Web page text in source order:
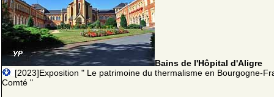
Bains de l'Hôpital d'Aligre
[2023]Exposition " Le patrimoine du thermalisme en Bourgogne-
Comté "